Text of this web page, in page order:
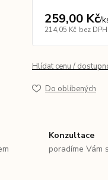
259,00 Kč/
214,05 Kč bez DPH
Hlídat cenu /
Do oblíbených
Konzultace
poradíme Vám